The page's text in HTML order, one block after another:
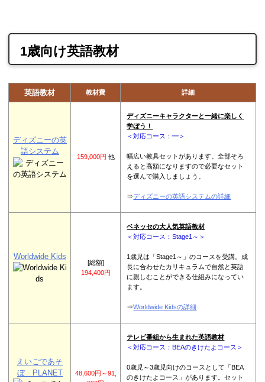
1歳向け英語教材
英語教材 教材費 詳細
ディズニーの英
語システム
159,000円 他
ディズニーキャラクターと一緒に楽しく
学ぼう！
＜対応コース：━＞
幅広い教具セットがあります。全部そろ
えると高額になりますので必要なセット
を選んで購入しましょう。
⇒ディズニーの英語システムの詳細
Worldwide Kids
[総額]
194,400円
ベネッセの大人気英語教材
＜対応コース：Stage1～＞
1歳児は「Stage1～」のコースを受講。成
長に合わせたカリキュラムで自然と英語
に親しむことができる仕組みになってい
ます。
⇒Worldwide Kidsの詳細
えいごであそ
ぼ PLANET
48,600円～91,
テレビ番組から生まれた英語教材
＜対応コース：BEAのきけたよコース＞
0歳児～3歳児向けのコースとして「BEA
のきけたよコース」があります。セット